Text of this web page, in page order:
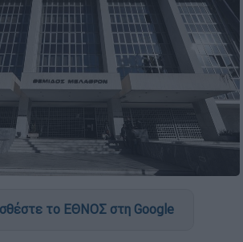
το ΕΘΝΟΣ στη Google